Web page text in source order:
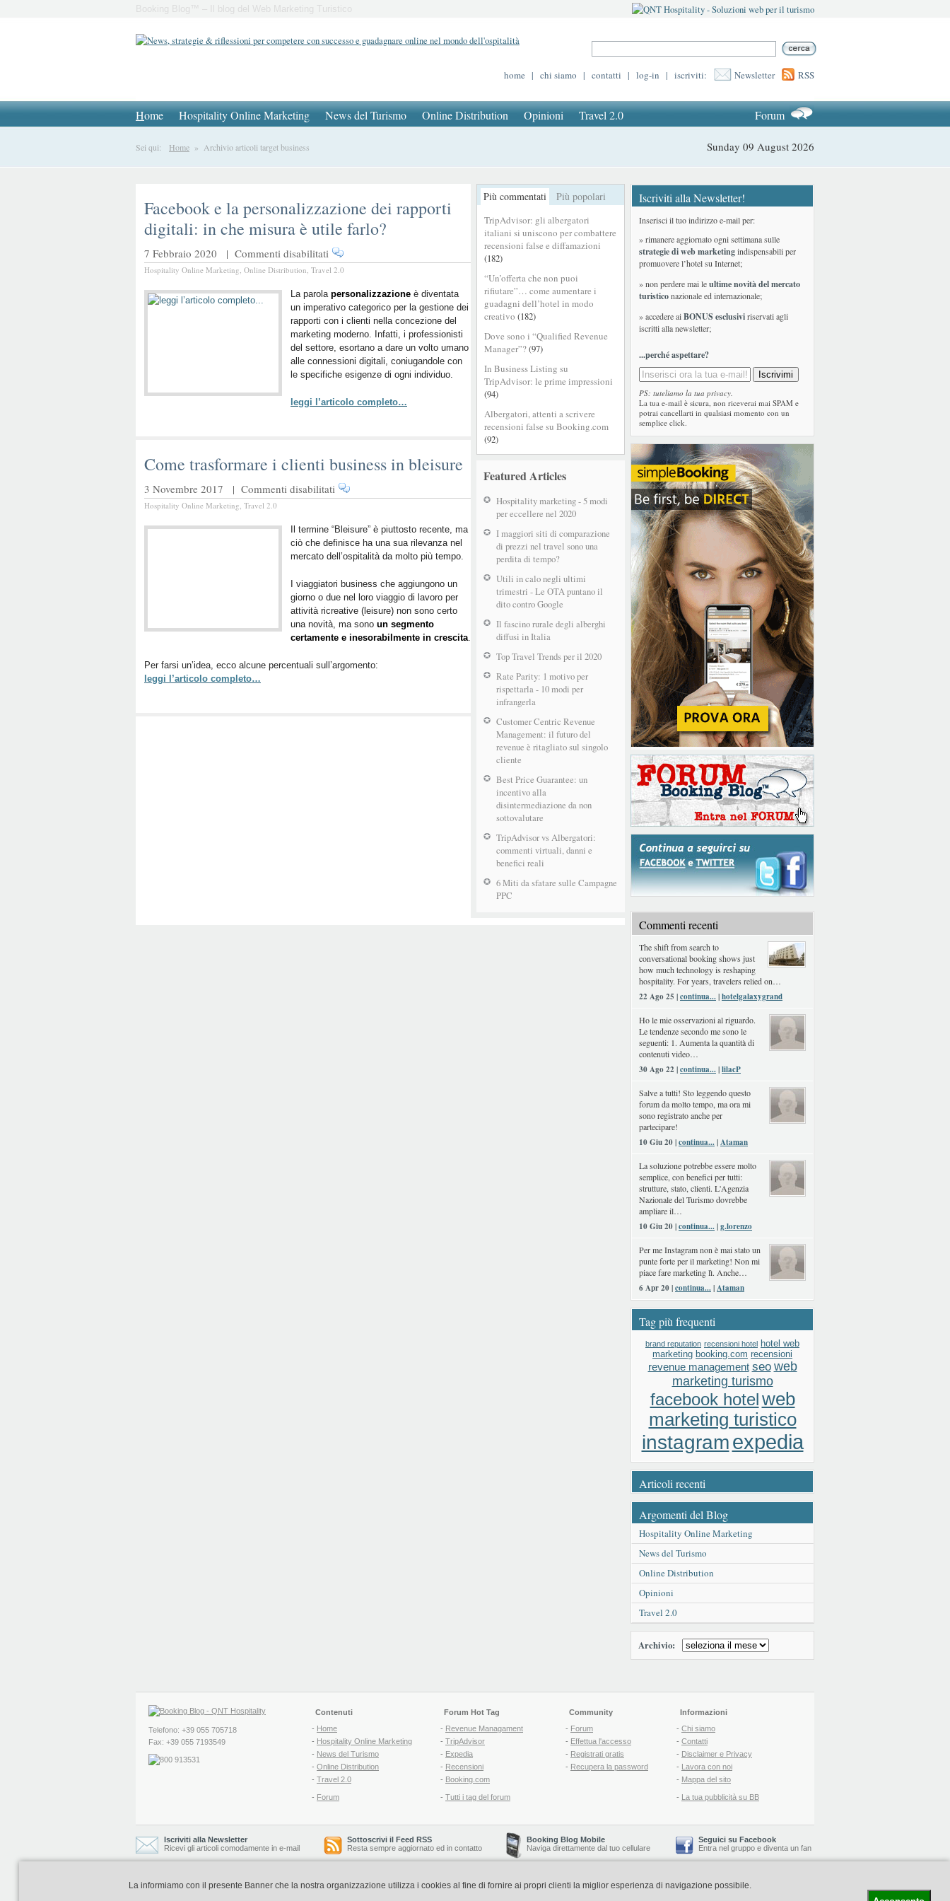
Booking Blog™ – Il blog del Web Marketing Turistico
home | chi siamo | contatti | log-in | iscriviti: Newsletter RSS
Home Hospitality Online Marketing News del Turismo Online Distribution Opinioni Travel 2.0 Forum
Sei qui: Home » Archivio articoli target business Sunday 09 August 2026
Più commentati Più popolari
TripAdvisor: gli albergatori
italiani si uniscono per combattere
recensioni false e diffamazioni
(182)
“Un’offerta che non puoi
rifiutare”… come aumentare i
guadagni dell’hotel in modo
creativo (182)
Dove sono i “Qualified Revenue
Manager”?(97)
In Business Listing su
TripAdvisor: le prime impressioni
(94)
Albergatori, attenti a scrivere
recensioni false su Booking.com
(92)
Featured Articles
Hospitality marketing - 5 modi
per eccellere nel 2020
I maggiori siti di comparazione
di prezzi nel travel sono una
perdita di tempo?
Utili in calo negli ultimi
trimestri - Le OTA puntano il
dito contro Google
Il fascino rurale degli alberghi
diffusi in Italia
Top Travel Trends per il 2020
Rate Parity: 1 motivo per
rispettarla - 10 modi per
infrangerla
Customer Centric Revenue
Management: il futuro del
revenue è ritagliato sul singolo
cliente
Best Price Guarantee: un
incentivo alla
disintermediazione da non
sottovalutare
TripAdvisor vs Albergatori:
commenti virtuali, danni e
benefici reali
6 Miti da sfatare sulle Campagne
PPC
Facebook e la personalizzazione dei rapporti
digitali: in che misura è utile farlo?
7 Febbraio 2020 | Commenti disabilitati su
Facebook
la
personalizzazione
dei
rapporti
digitali:
in
che
è
Hospitality Online Marketing, Online Distribution, Travel 2.0
La parola personalizzazione è diventata
un imperativo categorico per la gestione dei
rapporti con i clienti nella concezione del
marketing moderno. Infatti, i professionisti
del settore, esortano a dare un volto umano
alle connessioni digitali, coniugandole con
le specifiche esigenze di ogni individuo.
leggi l’articolo completo…
Come trasformare i clienti business in bleisure
3 Novembre 2017 | Commenti disabilitati su
Come
i
clienti
business
bleisure
Hospitality Online Marketing, Travel 2.0
Il termine “Bleisure” è piuttosto recente, ma
ciò che definisce ha una sua rilevanza nel
mercato dell’ospitalità da molto più tempo.
I viaggiatori business che aggiungono un
giorno o due nel loro viaggio di lavoro per
attività ricreative (leisure) non sono certo
una novità, ma sono un segmento
certamente e inesorabilmente in crescita.
Per farsi un’idea, ecco alcune percentuali sull’argomento:
leggi l’articolo completo…
Iscriviti alla Newsletter!
Inserisci il tuo indirizzo e-mail per:
» rimanere aggiornato ogni settimana sulle
strategie di web marketingindispensabili per
promuovere l’hotel su Internet;
» non perdere mai leultime novità del mercato
turisticonazionale ed internazionale;
» accedere aiBONUS esclusiviriservati agli
iscritti alla newsletter;
...perché aspettare?
PS: tuteliamo la tua privacy.
La tua e-mail è sicura, non riceverai mai SPAM e
potrai cancellarti in qualsiasi momento con un
semplice click.
Commenti recenti
The shift from search to
conversational booking shows just
how much technology is reshaping
hospitality. For years, travelers relied on…
22 Ago 25 |continua...|hotelgalaxygrand
Ho le mie osservazioni al riguardo.
Le tendenze secondo me sono le
seguenti: 1. Aumenta la quantità di
contenuti video…
30 Ago 22 |continua...|lilacP
Salve a tutti! Sto leggendo questo
forum da molto tempo, ma ora mi
sono registrato anche per
partecipare!
10 Giu 20 |continua...|Ataman
La soluzione potrebbe essere molto
semplice, con benefici per tutti:
strutture, stato, clienti. L'Agenzia
Nazionale del Turismo dovrebbe
ampliare il…
10 Giu 20 |continua...|g.lorenzo
Per me Instagram non è mai stato un
punte forte per il marketing! Non mi
piace fare marketing lì. Anche…
6 Apr 20 |continua...|Ataman
Tag più frequenti
brand reputation recensioni hotel hotel web
marketing booking.com recensioni
revenue management seo web
marketing turismo
facebook hotelweb
marketing turistico
instagramexpedia
Articoli recenti
Argomenti del Blog
Hospitality Online Marketing
News del Turismo
Online Distribution
Opinioni
Travel 2.0
Archivio:
Telefono: +39 055 705718
Fax: +39 055 7193549
Contenuti
- Home
- Hospitality Online Marketing
- News del Turismo
- Online Distribution
- Travel 2.0
- Forum
Forum Hot Tag
- Revenue Managament
- TripAdvisor
- Expedia
- Recensioni
- Booking.com
- Tutti i tag del forum
Community
- Forum
- Effettua l'accesso
- Registrati gratis
- Recupera la password
Informazioni
- Chi siamo
- Contatti
- Disclaimer e Privacy
- Lavora con noi
- Mappa del sito
- La tua pubblicità su BB
Iscriviti alla Newsletter
Ricevi gli articoli comodamente in e-mail
Sottoscrivi il Feed RSS
Resta sempre aggiornato ed in contatto
Booking Blog Mobile
Naviga direttamente dal tuo cellulare
Seguici su Facebook
Entra nel gruppo e diventa un fan
Booking Blog è realizzato e curato da Copyright © 2006-2026 QNT S.r.l. Socio Unico -www.qnt.it-Booking Blog™ -Il blog del Web Marketing Turistico
La informiamo con il presente Banner che la nostra organizzazione utilizza i cookies al fine di fornire ai propri clienti la miglior esperienza di navigazione possibile.